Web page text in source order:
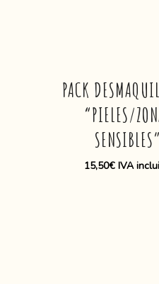
PACK
“PIELES/
SENSIBLES”
15,50€ IVA